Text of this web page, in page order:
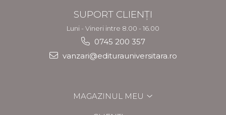
SUPORT CLIENȚI
Luni - Vineri intre 8.00 - 16.00
0745 200 357
vanzari@editurauniversitara.ro
MAGAZINUL MEU